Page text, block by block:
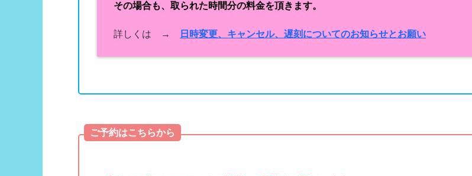
その場合も、取られた時間分の料金を頂きます。
詳しくは → 日時変更、キャンセル、遅刻についてのお知らせとお願い
ご予約はこちらから